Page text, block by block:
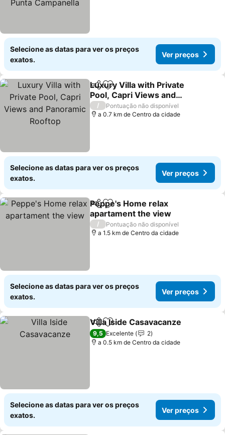
Selecione as datas para ver os preços
exatos.
Ver preços
PartilharAdicionar aos favoritos
Luxury Villa with Private
Pool, Capri Views and
Panoramic Rooftop
Ver preços
/
Pontuação não disponível
a 0.7 km de Centro da cidade
Selecione as datas para ver os preços
exatos.
Ver preços
PartilharAdicionar aos favoritos
Peppe's Home relax
apartament the view
Ver preços
/
Pontuação não disponível
a 1.5 km de Centro da cidade
Selecione as datas para ver os preços
exatos.
Ver preços
PartilharAdicionar aos favoritos
Villa Iside Casavacanze
9,5 Excelente
2
a 0.5 km de Centro da cidade
Selecione as datas para ver os preços
exatos.
Ver preços